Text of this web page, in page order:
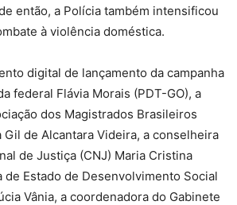
então, a Polícia também intensificou
à violência doméstica.
digital de lançamento da campanha
federal Flávia Morais (PDT-GO), a
dos Magistrados Brasileiros
Gil de Alcantara Videira, a conselheira
de Justiça (CNJ) Maria Cristina
de Estado de Desenvolvimento Social
Vânia, a coordenadora do Gabinete